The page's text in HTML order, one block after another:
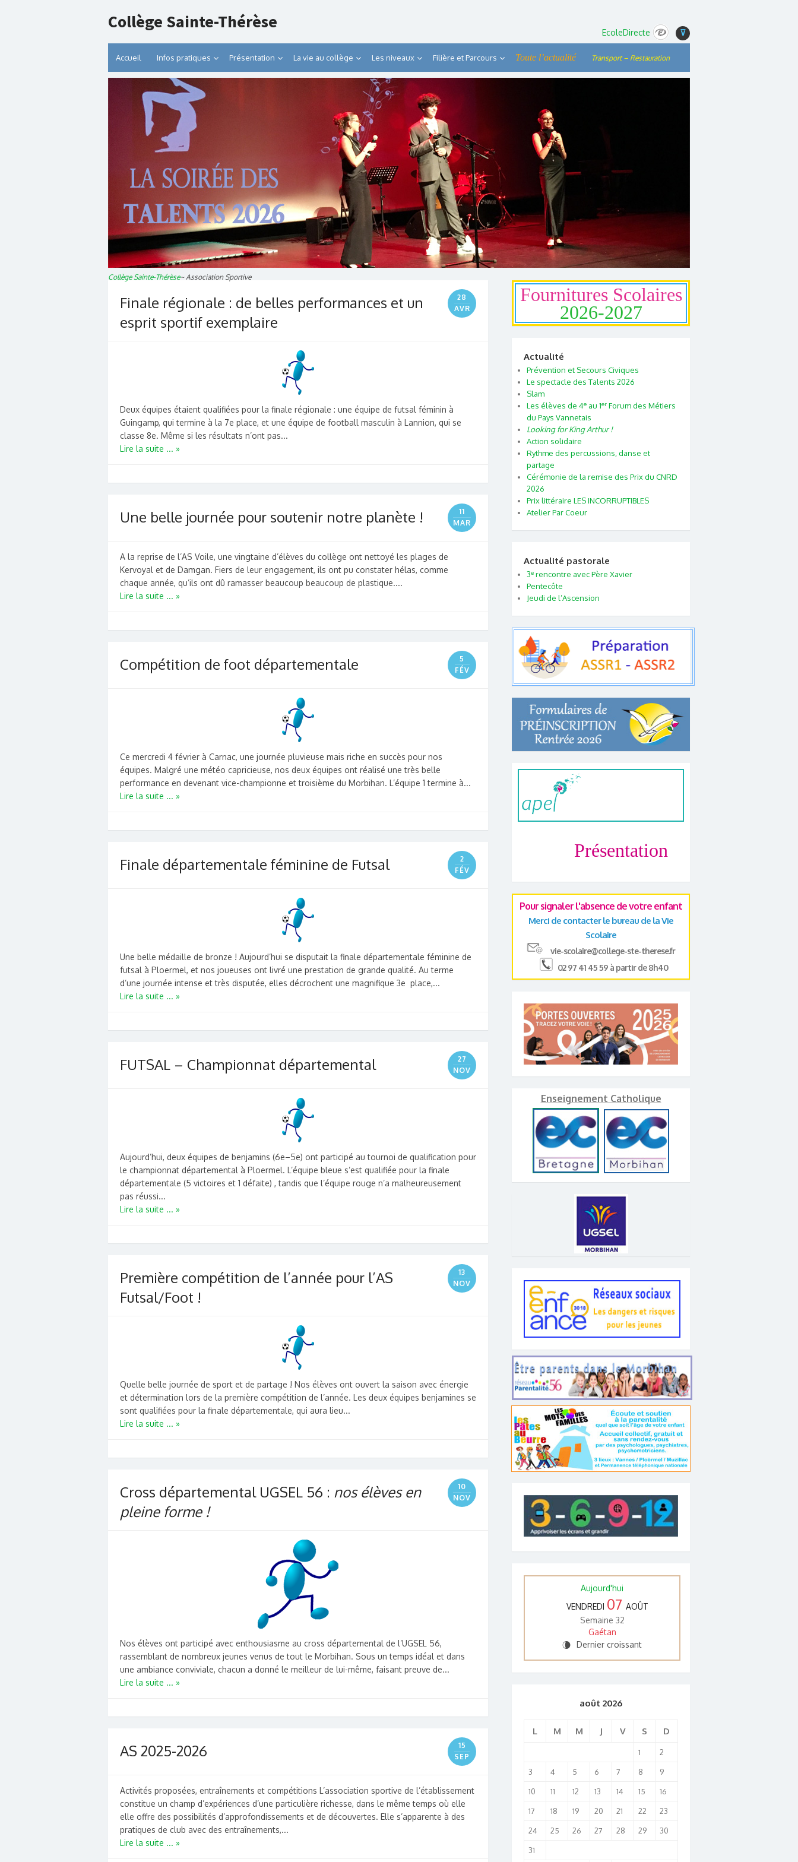
Collège Sainte-Thérèse
EcoleDirecte ⊽
Accueil Infos pratiques Présentation La vie au collège Les niveaux Filière et Parcours Toute l’actualité Transport – Restauration
Collège Sainte-Thérèse~Association Sportive
Finale régionale : de belles performances et un
esprit sportif exemplaire
28
AVR
Deux équipes étaient qualifiées pour la finale régionale : une équipe de futsal féminin à
Guingamp, qui termine à la 7e place, et une équipe de football masculin à Lannion, qui se
classe 8e. Même si les résultats n’ont pas...
Lire la suite ... »
Une belle journée pour soutenir notre planète !
11
MAR
A la reprise de l’AS Voile, une vingtaine d’élèves du collège ont nettoyé les plages de
Kervoyal et de Damgan. Fiers de leur engagement, ils ont pu constater hélas, comme
chaque année, qu’ils ont dû ramasser beaucoup beaucoup de plastique....
Lire la suite ... »
Compétition de foot départementale
5
FÉV
Ce mercredi 4 février à Carnac, une journée pluvieuse mais riche en succès pour nos
équipes. Malgré une météo capricieuse, nos deux équipes ont réalisé une très belle
performance en devenant vice-championne et troisième du Morbihan. L’équipe 1 termine à...
Lire la suite ... »
Finale départementale féminine de Futsal
2
FÉV
Une belle médaille de bronze ! Aujourd’hui se disputait la finale départementale féminine de
futsal à Ploermel, et nos joueuses ont livré une prestation de grande qualité. Au terme
d’une journée intense et très disputée, elles décrochent une magnifique 3e place,...
Lire la suite ... »
FUTSAL – Championnat départemental
27
NOV
Aujourd’hui, deux équipes de benjamins (6e–5e) ont participé au tournoi de qualification pour
le championnat départemental à Ploermel. L’équipe bleue s’est qualifiée pour la finale
départementale (5 victoires et 1 défaite) , tandis que l’équipe rouge n’a malheureusement
pas réussi...
Lire la suite ... »
Première compétition de l’année pour l’AS
Futsal/Foot !
13
NOV
Quelle belle journée de sport et de partage ! Nos élèves ont ouvert la saison avec énergie
et détermination lors de la première compétition de l’année. Les deux équipes benjamines se
sont qualifiées pour la finale départementale, qui aura lieu...
Lire la suite ... »
Cross départemental UGSEL 56 : nos élèves en
pleine forme !
10
NOV
Nos élèves ont participé avec enthousiasme au cross départemental de l’UGSEL 56,
rassemblant de nombreux jeunes venus de tout le Morbihan. Sous un temps idéal et dans
une ambiance conviviale, chacun a donné le meilleur de lui-même, faisant preuve de...
Lire la suite ... »
AS 2025-2026
15
SEP
Activités proposées, entraînements et compétitions L’association sportive de l’établissement
constitue un champ d’expériences d’une particulière richesse, dans le même temps où elle
elle offre des possibilités d’approfondissements et de découvertes. Elle s’apparente à des
pratiques de club avec des entraînements,...
Lire la suite ... »
Fournitures Scolaires
2026-2027
Actualité
Prévention et Secours Civiques
Le spectacle des Talents 2026
Slam
Les élèves de 4e au 1er Forum des Métiers
du Pays Vannetais
Looking for King Arthur !
Action solidaire
Rythme des percussions, danse et
partage
Cérémonie de la remise des Prix du CNRD
2026
Prix littéraire LES INCORRUPTIBLES
Atelier Par Coeur
Actualité pastorale
3e rencontre avec Père Xavier
Pentecôte
Jeudi de l’Ascension
Présentation
Pour signaler l'absence de votre enfant
Merci de contacter le bureau de la Vie
Scolaire
vie-scolaire@college-ste-therese.fr
02 97 41 45 59 à partir de 8h40
Enseignement Catholique
Aujourd'hui
VENDREDI 07 AOÛT
Semaine 32
Gaétan
V Dernier croissant
août 2026
L M M J V S D
1 2
3 4 5 6 7 8 9
10 11 12 13 14 15 16
17 18 19 20 21 22 23
24 25 26 27 28 29 30
31